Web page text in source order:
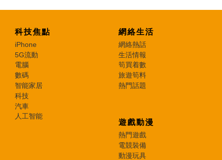
科技焦點
iPhone
5G流動
電腦
數碼
智能家居
科技
汽車
人工智能
網絡生活
網絡熱話
生活情報
筍買着數
旅遊筍料
熱門話題
遊戲動漫
熱門遊戲
電競裝備
動漫玩具